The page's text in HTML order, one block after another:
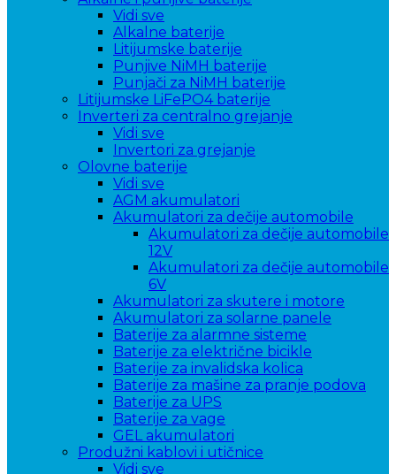
Vidi sve
Alkalne baterije
Litijumske baterije
Punjive NiMH baterije
Punjači za NiMH baterije
Litijumske LiFePO4 baterije
Inverteri za centralno grejanje
Vidi sve
Invertori za grejanje
Olovne baterije
Vidi sve
AGM akumulatori
Akumulatori za dečije automobile
Akumulatori za dečije automobile
12V
Akumulatori za dečije automobile
6V
Akumulatori za skutere i motore
Akumulatori za solarne panele
Baterije za alarmne sisteme
Baterije za električne bicikle
Baterije za invalidska kolica
Baterije za mašine za pranje podova
Baterije za UPS
Baterije za vage
GEL akumulatori
Produžni kablovi i utičnice
Vidi sve